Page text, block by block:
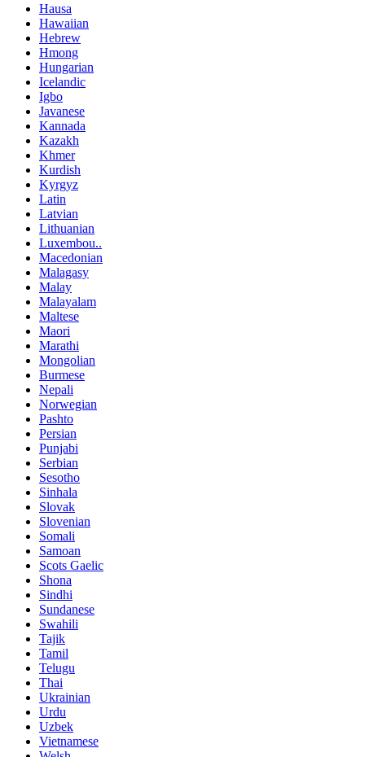
Hausa
Hawaiian
Hebrew
Hmong
Hungarian
Icelandic
Igbo
Javanese
Kannada
Kazakh
Khmer
Kurdish
Kyrgyz
Latin
Latvian
Lithuanian
Luxembou..
Macedonian
Malagasy
Malay
Malayalam
Maltese
Maori
Marathi
Mongolian
Burmese
Nepali
Norwegian
Pashto
Persian
Punjabi
Serbian
Sesotho
Sinhala
Slovak
Slovenian
Somali
Samoan
Scots Gaelic
Shona
Sindhi
Sundanese
Swahili
Tajik
Tamil
Telugu
Thai
Ukrainian
Urdu
Uzbek
Vietnamese